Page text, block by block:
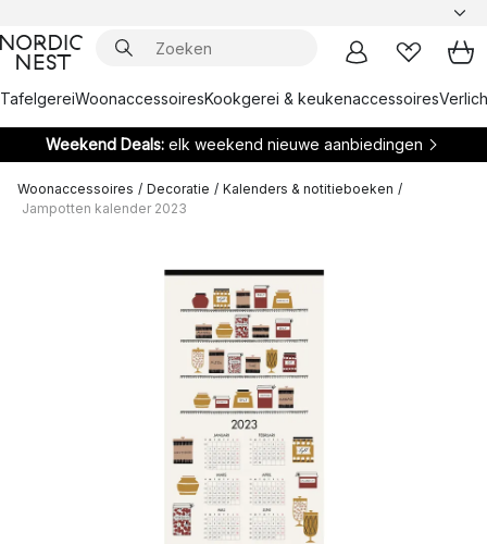
TafelgereiWoonaccessoiresKookgerei & keukenaccessoires
Weekend Deals: elk weekend nieuwe aanbiedingen
Woonaccessoires / Decoratie / Kalenders & notitieboeken /
Jampotten kalender 2023